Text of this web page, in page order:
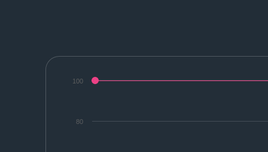
80
100